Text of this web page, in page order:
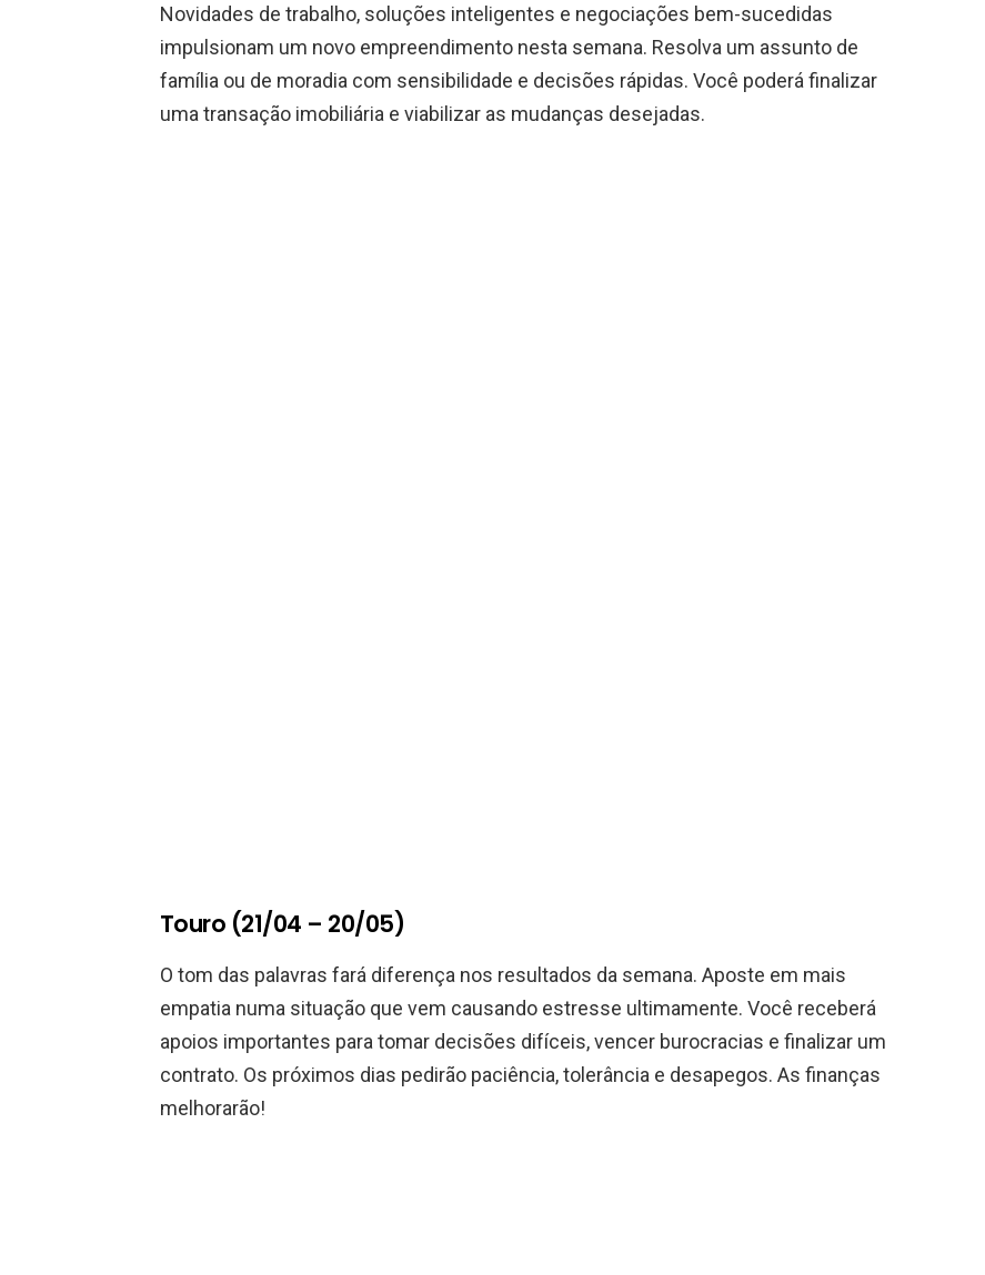
Novidades de trabalho, soluções inteligentes e negociações bem-sucedidas
impulsionam um novo empreendimento nesta semana. Resolva um assunto de
família ou de moradia com sensibilidade e decisões rápidas. Você poderá finalizar
uma transação imobiliária e viabilizar as mudanças desejadas.
Touro (21/04 – 20/05)
O tom das palavras fará diferença nos resultados da semana. Aposte em mais
empatia numa situação que vem causando estresse ultimamente. Você receberá
apoios importantes para tomar decisões difíceis, vencer burocracias e finalizar um
contrato. Os próximos dias pedirão paciência, tolerância e desapegos. As finanças
melhorarão!